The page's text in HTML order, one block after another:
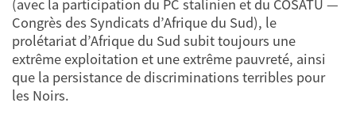
(avec la participation du PC stalinien et du COSATU —
Congrès des Syndicats d’Afrique du Sud), le
prolétariat d’Afrique du Sud subit toujours une
extrême exploitation et une extrême pauvreté, ainsi
que la persistance de discriminations terribles pour
les Noirs.